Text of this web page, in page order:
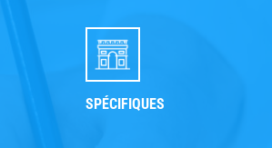
SPÉCIFIQUES